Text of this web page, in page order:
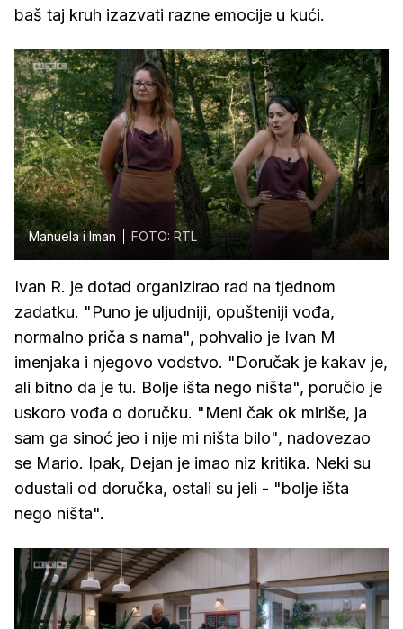
baš taj kruh izazvati razne emocije u kući.
Manuela i Iman FOTO: RTL
Ivan R. je dotad organizirao rad na tjednom
zadatku. "Puno je uljudniji, opušteniji vođa,
normalno priča s nama", pohvalio je Ivan M
imenjaka i njegovo vodstvo. "Doručak je kakav je,
ali bitno da je tu. Bolje išta nego ništa", poručio je
uskoro vođa o doručku. "Meni čak ok miriše, ja
sam ga sinoć jeo i nije mi ništa bilo", nadovezao
se Mario. Ipak, Dejan je imao niz kritika. Neki su
odustali od doručka, ostali su jeli - "bolje išta
nego ništa".